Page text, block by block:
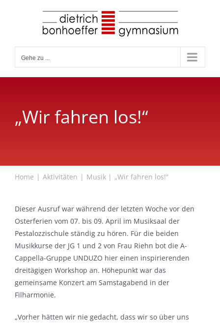
Gehe zu ...
„Wir fahren los!“
Home Aktivitäten Musik „Wir fahren los!“
Dieser Ausruf war während der letzten Woche vor den
Osterferien vom 07. bis 09. April im Musiksaal der
Pestalozzischule ständig zu hören. Für die beiden
Musikkurse der JG 1 und 2 von Frau Riehn bot die A-
Cappella-Gruppe UNDUZO hier einen inspirierenden
dreitägigen Workshop an. Höhepunkt war das
gemeinsame Konzert am Samstagabend in der
Filharmonie.
„Vorher hätten wir nie gedacht, dass wir so über uns